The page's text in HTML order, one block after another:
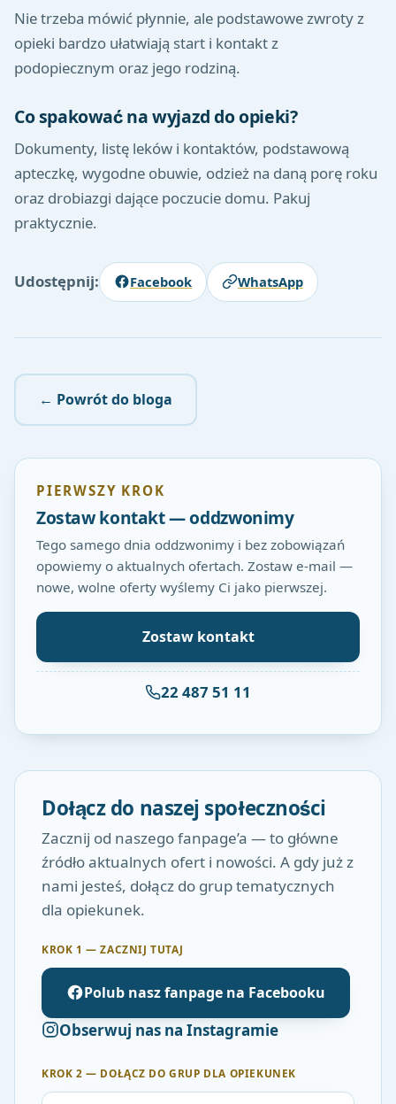
Nie trzeba mówić płynnie, ale podstawowe zwroty z
opieki bardzo ułatwiają start i kontakt z
podopiecznym oraz jego rodziną.
Co spakować na wyjazd do opieki?
Dokumenty, listę leków i kontaktów, podstawową
apteczkę, wygodne obuwie, odzież na daną porę roku
oraz drobiazgi dające poczucie domu. Pakuj
praktycznie.
Udostępnij: Facebook WhatsApp
← Powrót do bloga
PIERWSZY KROK
Zostaw kontakt — oddzwonimy
Tego samego dnia oddzwonimy i bez zobowiązań
opowiemy o aktualnych ofertach. Zostaw e-mail —
nowe, wolne oferty wyślemy Ci jako pierwszej.
Zostaw kontakt
22 487 51 11
Dołącz do naszej społeczności
Zacznij od naszego fanpage’a — to główne
źródło aktualnych ofert i nowości. A gdy już z
nami jesteś, dołącz do grup tematycznych
dla opiekunek.
KROK 1 — ZACZNIJ TUTAJ
Polub nasz fanpage na Facebooku
Obserwuj nas na Instagramie
KROK 2 — DOŁĄCZ DO GRUP DLA OPIEKUNEK